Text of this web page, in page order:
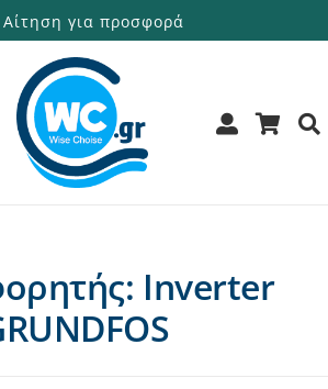
Αίτηση για προσφορά
Inverter